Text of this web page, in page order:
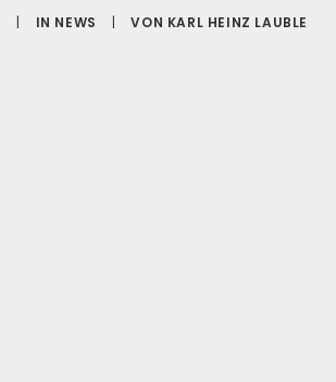
| IN NEWS | VON KARL HEINZ LAUBLE